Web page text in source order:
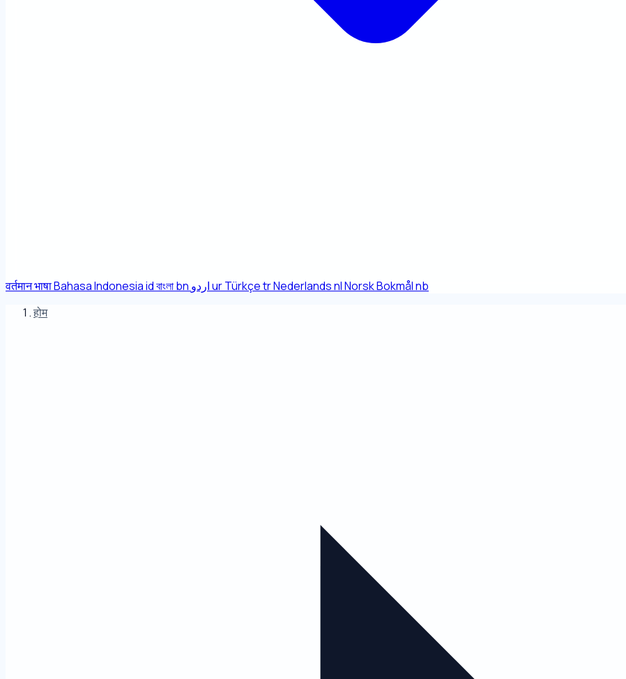
वर्तमान भाषाBahasa Indonesiaidবাংলাbn اردوurTürkçetrNederlandsnlNorsk Bokmålnb
होम